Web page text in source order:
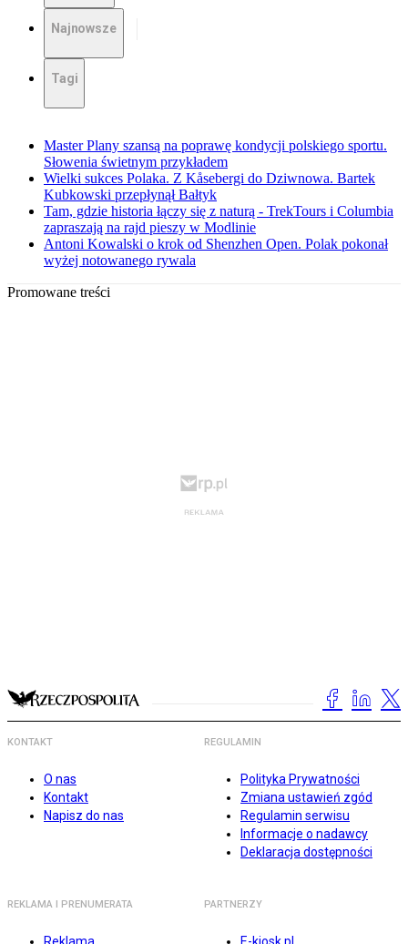
Najnowsze
Tagi
Master Plany szansą na poprawę kondycji polskiego sportu.
Słowenia świetnym przykładem
Wielki sukces Polaka. Z Kåsebergi do Dziwnowa. Bartek
Kubkowski przepłynął Bałtyk
Tam, gdzie historia łączy się z naturą - TrekTours i Columbia
zapraszają na rajd pieszy w Modlinie
Antoni Kowalski o krok od Shenzhen Open. Polak pokonał
wyżej notowanego rywala
Promowane treści
KONTAKT
O nas
Kontakt
Napisz do nas
REGULAMIN
Polityka Prywatności
Zmiana ustawień zgód
Regulamin serwisu
Informacje o nadawcy
Deklaracja dostępności
REKLAMA I PRENUMERATA PARTNERZY